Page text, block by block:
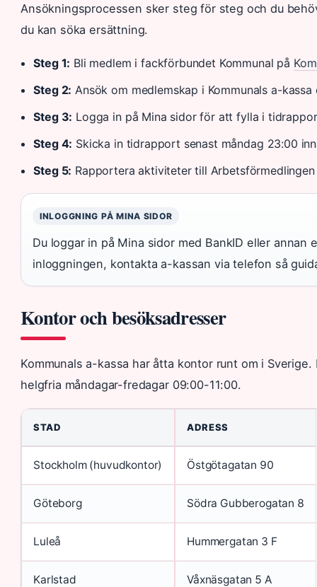
Ansökningsprocessen sker steg för steg och du
du kan söka ersättning.
Steg 1: Bli medlem i fackförbundet Kommunal på
Steg 2: Ansök om medlemskap i Kommunals a-
Steg 3: Logga in på Mina sidor för att fylla i
Steg 4: Skicka in tidrapport senast måndag 23:00
Steg 5: Rapportera aktiviteter till Arbetsförmedlingen
INLOGGNING PÅ MINA SIDOR
Du loggar in på Mina sidor med BankID eller annan
inloggningen, kontakta a-kassan via telefon så
Kontor och besöksadresser
Kommunals a-kassa har åtta kontor runt om i
helgfria måndagar-fredagar 09:00-11:00.
STAD ADRESS
Stockholm (huvudkontor) Östgötagatan 90
Göteborg Södra Gubberogatan 8
Luleå Hummergatan 3 F
Karlstad Våxnäsgatan 5 A